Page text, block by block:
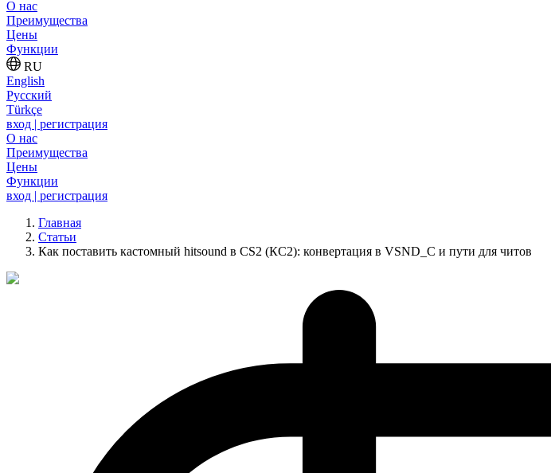
О нас
Преимущества
Цены
Функции
RU
English
Русский
Türkçe
вход | регистрация
О нас
Преимущества
Цены
Функции
вход | регистрация
Главная
Статьи
Как поставить кастомный hitsound в CS2 (КС2): конвертация в VSND_C и пути для читов